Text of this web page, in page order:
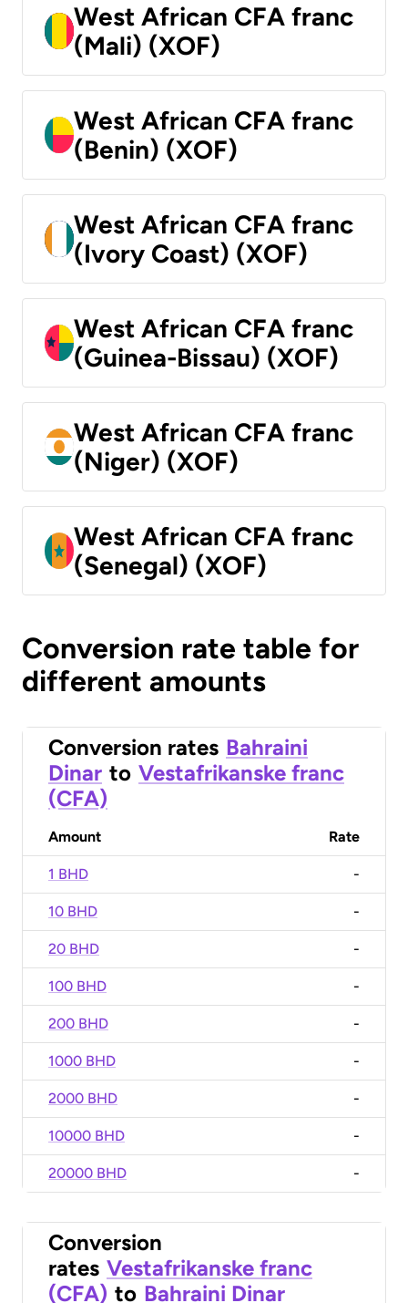
West African CFA franc
(Mali) (XOF)
West African CFA franc
(Benin) (XOF)
West African CFA franc
(Ivory Coast) (XOF)
West African CFA franc
(Guinea-Bissau) (XOF)
West African CFA franc
(Niger) (XOF)
West African CFA franc
(Senegal) (XOF)
Conversion rate table for
different amounts
Conversion rates Bahraini
Dinar to Vestafrikanske franc
(CFA)
Amount Rate
1 BHD -
10 BHD -
20 BHD -
100 BHD -
200 BHD -
1000 BHD -
2000 BHD -
10000 BHD -
20000 BHD -
Conversion
rates Vestafrikanske franc
(CFA) to Bahraini Dinar